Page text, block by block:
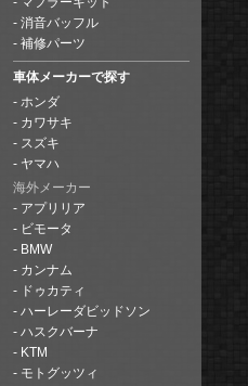
消音バッフル
補修パーツ
車体メーカーで探す
ホンダ
カワサキ
スズキ
ヤマハ
海外メーカー
アプリリア
ビモータ
BMW
カンナム
ドゥカティ
ハーレーダビッドソン
ハスクバーナ
KTM
モトグッツィ